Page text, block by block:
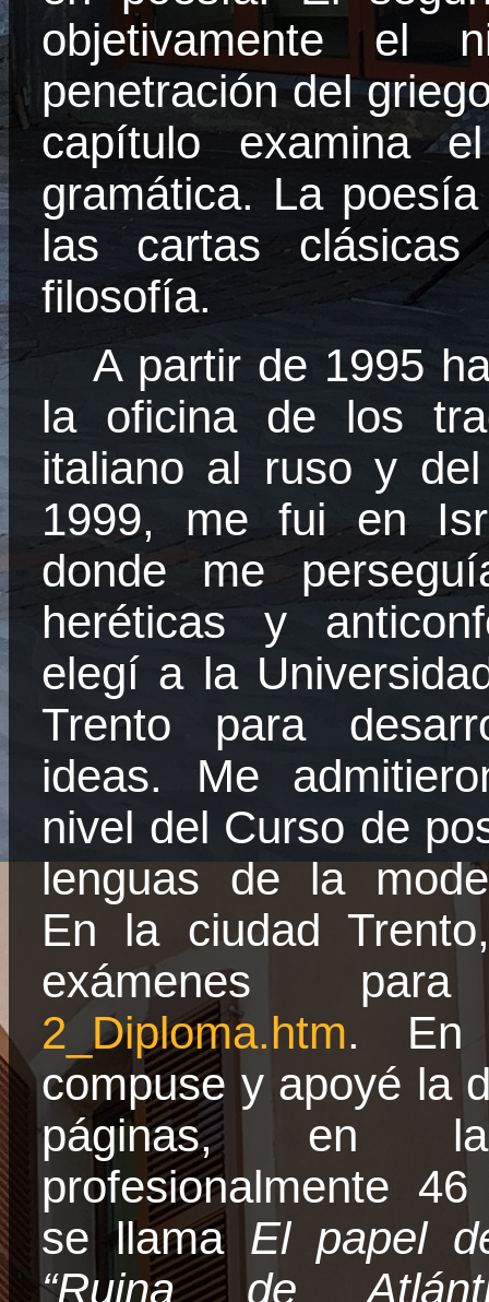
objetivamente el
penetración del
capítulo examina
gramática. La
las cartas
filosofía.
A partir de 1995
la oficina de los
italiano al ruso y
1999, me fui en
donde me
heréticas y
elegí a la
Trento para
ideas. Me
nivel del Curso de
lenguas de la
En la ciudad
exámenes
2_Diploma.htm. En
compuse y apoyé la
páginas, en
profesionalmente
se llama El papel
“Ruina de